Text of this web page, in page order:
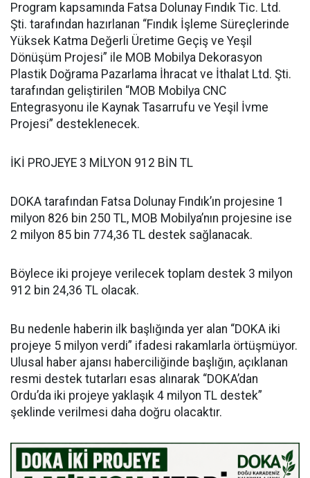
Program kapsamında Fatsa Dolunay Fındık Tic. Ltd.
Şti. tarafından hazırlanan “Fındık İşleme Süreçlerinde
Yüksek Katma Değerli Üretime Geçiş ve Yeşil
Dönüşüm Projesi” ile MOB Mobilya Dekorasyon
Plastik Doğrama Pazarlama İhracat ve İthalat Ltd. Şti.
tarafından geliştirilen “MOB Mobilya CNC
Entegrasyonu ile Kaynak Tasarrufu ve Yeşil İvme
Projesi” desteklenecek.
İKİ PROJEYE 3 MİLYON 912 BİN TL
DOKA tarafından Fatsa Dolunay Fındık’ın projesine 1
milyon 826 bin 250 TL, MOB Mobilya’nın projesine ise
2 milyon 85 bin 774,36 TL destek sağlanacak.
Böylece iki projeye verilecek toplam destek 3 milyon
912 bin 24,36 TL olacak.
Bu nedenle haberin ilk başlığında yer alan “DOKA iki
projeye 5 milyon verdi” ifadesi rakamlarla örtüşmüyor.
Ulusal haber ajansı haberciliğinde başlığın, açıklanan
resmi destek tutarları esas alınarak “DOKA’dan
Ordu’da iki projeye yaklaşık 4 milyon TL destek”
şeklinde verilmesi daha doğru olacaktır.